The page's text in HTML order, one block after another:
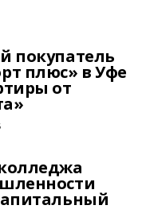
покупатель
плюс» в Уфе
от